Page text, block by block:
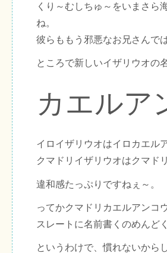
くり～むしちゅ～をいまさら
ね。
彼らももう邪悪なお兄さんで
ところで新しいイザリウオの
カエルア
イロイザリウオはイロカエル
クマドリイザリウオはクマド
違和感たっぷりですねぇ～。
ってかクマドリカエルアンコ
スレートに名前書くのめんど
というわけで、慣れないから